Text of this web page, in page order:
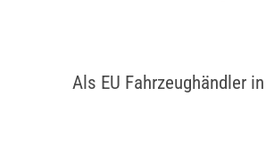
Als EU Fahrzeughändler